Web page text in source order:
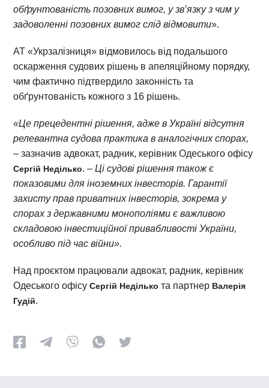
обґрунтованість позовних вимог, у зв’язку з чим у
задоволенні позовних вимог слід відмовити».
АТ «Укрзалізниця» відмовилось від подальшого
оскарження судових рішень в апеляційному порядку,
чим фактично підтвердило законність та
обґрунтованість кожного з 16 рішень.
«Це прецедентні рішення, адже в Україні відсутня
релевантна судова практика в аналогічних спорах,
– зазначив адвокат, радник, керівник Одеського офісу
Сергій Неділько. –Ці судові рішення також є
показовими для іноземних інвесторів. Гарантії
захисту прав приватних інвесторів, зокрема у
спорах з державними монополіями є важливою
складовою інвестиційної привабливості України,
особливо під час війни».
Над проєктом працювали адвокат, радник, керівник
Одеського офісуСергій Неділько та партнер Валерія
Гудій.